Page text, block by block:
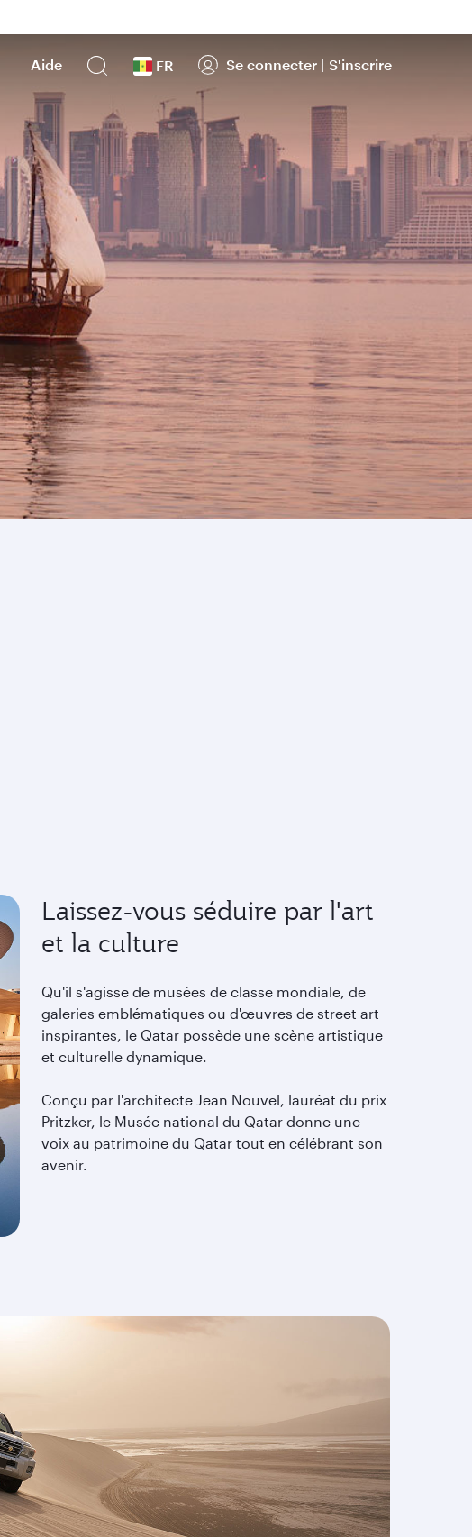
Aide FR Se connecter | S'inscrire
Laissez-vous séduire par l'art
et la culture
Qu'il s'agisse de musées de classe mondiale, de
galeries emblématiques ou d'œuvres de street art
inspirantes, le Qatar possède une scène artistique
et culturelle dynamique.
Conçu par l'architecte Jean Nouvel, lauréat du prix
Pritzker, le Musée national du Qatar donne une
voix au patrimoine du Qatar tout en célébrant son
avenir.